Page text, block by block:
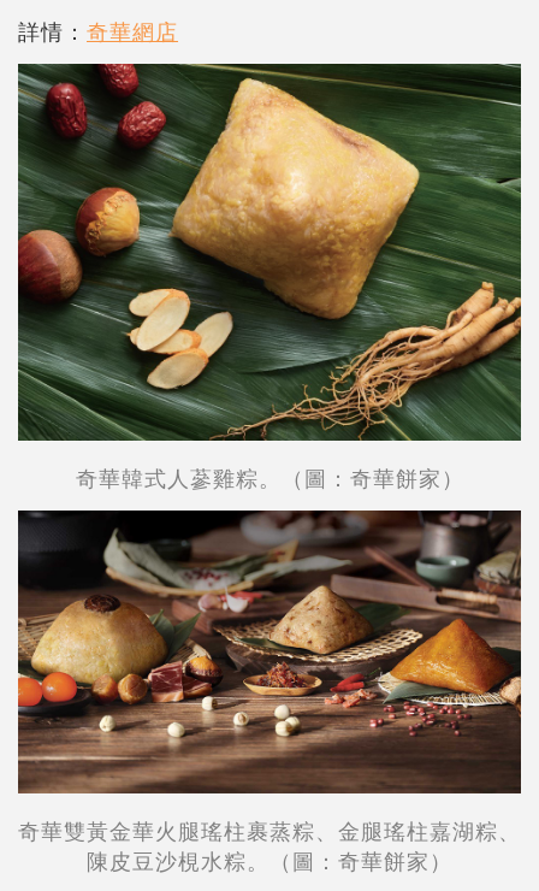
詳情： 奇華網店
奇華韓式人蔘雞粽。（圖：奇華餅家）
奇華雙黃金華火腿瑤柱裹蒸粽、金腿瑤柱嘉湖粽、
陳皮豆沙梘水粽。（圖：奇華餅家）